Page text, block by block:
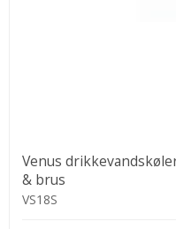
Venus
& brus
VS18S